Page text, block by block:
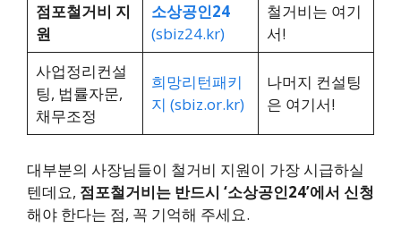
점포철거비 지
원
소상공인24
(sbiz24.kr)
철거비는 여기
서!
사업정리컨설
팅, 법률자문,
채무조정
희망리턴패키
지 (sbiz.or.kr)
나머지 컨설팅
은 여기서!
대부분의 사장님들이 철거비 지원이 가장 시급하실
텐데요, 점포철거비는 반드시 ‘소상공인24’에서 신청
해야 한다는 점, 꼭 기억해 주세요.